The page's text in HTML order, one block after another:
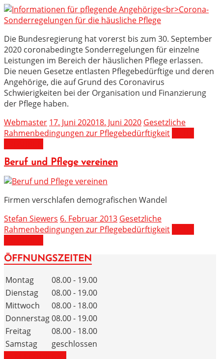
Die Bundesregierung hat vorerst bis zum 30. September
2020 coronabedingte Sonderregelungen für einzelne
Leistungen im Bereich der häuslichen Pflege erlassen.
Die neuen Gesetze entlasten Pflegebedürftige und deren
Angehörige, die auf Grund des Coronavirus
Schwierigkeiten bei der Organisation und Finanzierung
der Pflege haben.
Webmaster 17. Juni 202018. Juni 2020 Gesetzliche
Rahmenbedingungen zur Pflegebedürftigkeit
Beruf und Pflege vereinen
Firmen verschlafen demografischen Wandel
Stefan Siewers 6. Februar 2013 Gesetzliche
Rahmenbedingungen zur Pflegebedürftigkeit
ÖFFNUNGSZEITEN
Montag
08.00 - 19.00
Dienstag
08.00 - 19.00
Mittwoch
08.00 - 18.00
Donnerstag08.00 - 19.00
Freitag
08.00 - 18.00
Samstag
geschlossen